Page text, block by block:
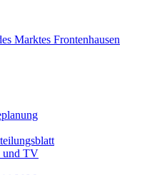
und TV